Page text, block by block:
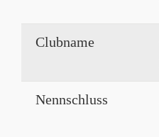
Clubname
Nennschluss